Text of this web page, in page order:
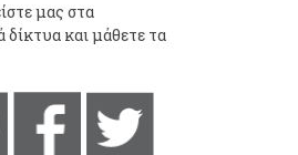
μας στα
δίκτυα και μάθετε τα